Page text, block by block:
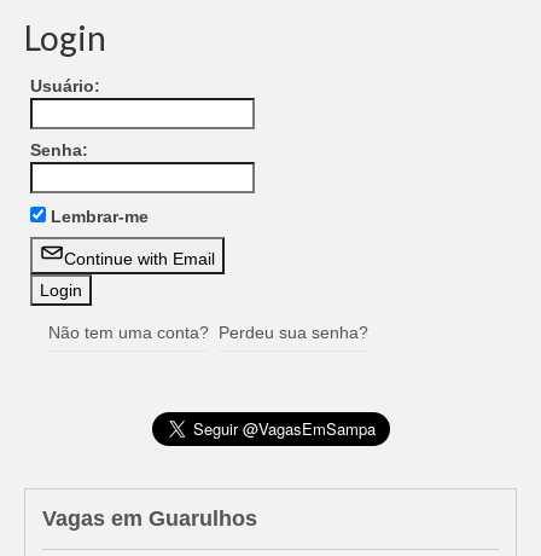
Login
Usuário:
Senha:
Lembrar-me
Continue with Email
Não tem uma conta? Perdeu sua senha?
Vagas em Guarulhos